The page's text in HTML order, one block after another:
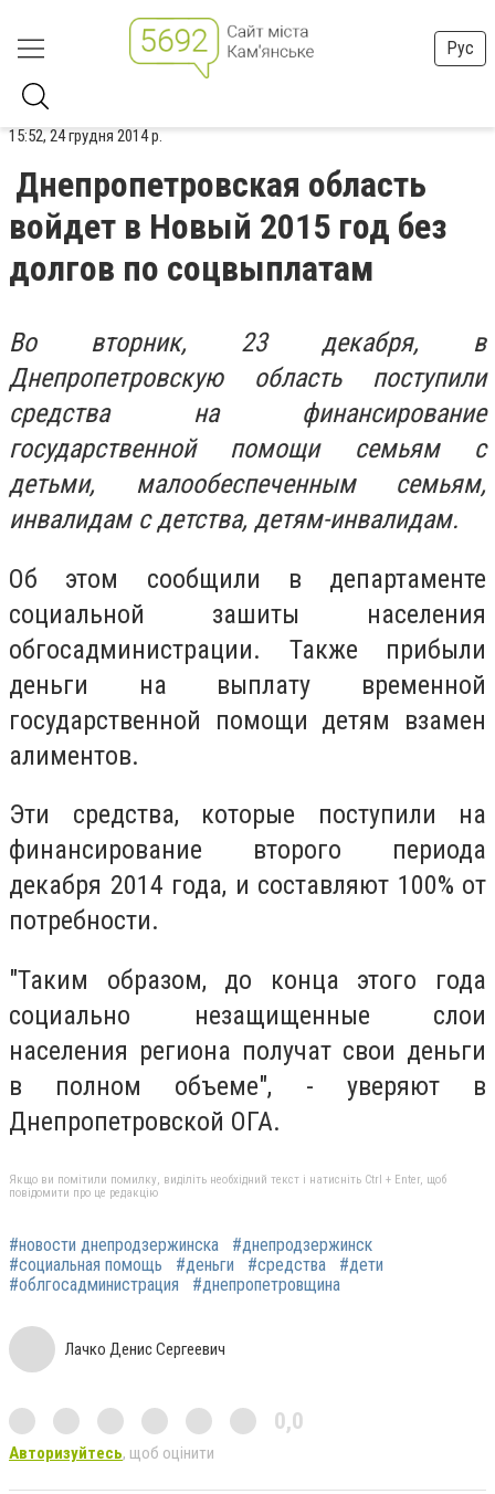
Рус
15:52, 24 грудня 2014 р.
Днепропетровская область
войдет в Новый 2015 год без
долгов по соцвыплатам
Во вторник, 23 декабря, в
Днепропетровскую область поступили
средства на финансирование
государственной помощи семьям с
детьми, малообеспеченным семьям,
инвалидам с детства, детям-инвалидам.
Об этом сообщили в департаменте
социальной зашиты населения
обгосадминистрации. Также прибыли
деньги на выплату временной
государственной помощи детям взамен
алиментов.
Эти средства, которые поступили на
финансирование второго периода
декабря 2014 года, и составляют 100% от
потребности.
"Таким образом, до конца этого года
социально незащищенные слои
населения региона получат свои деньги
в полном объеме", - уверяют в
Днепропетровской ОГА.
Якщо ви помітили помилку, виділіть необхідний текст і натисніть Ctrl + Enter, щоб
повідомити про це редакцію
#новости днепродзержинска
#днепродзержинск
#социальная помощь
#деньги #средства
#дети
#облгосадминистрация
#днепропетровщина
Лачко Денис Сергеевич
0,0
Авторизуйтесь, щоб оцінити